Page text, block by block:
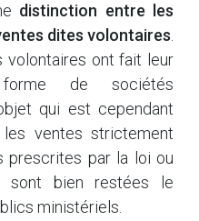
distinction entre les
dites volontaires
volontaires ont fait leur
de sociétés
qui est cependant
ventes strictement
prescrites par la loi ou
sont bien restées le
ministériels.